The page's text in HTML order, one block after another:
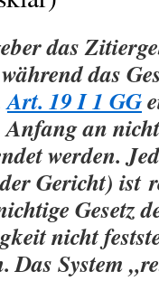
das
das
Art. 19 I 1 GG
Anfang an
werden.
Gericht) ist
Gesetz
nicht
. Das System